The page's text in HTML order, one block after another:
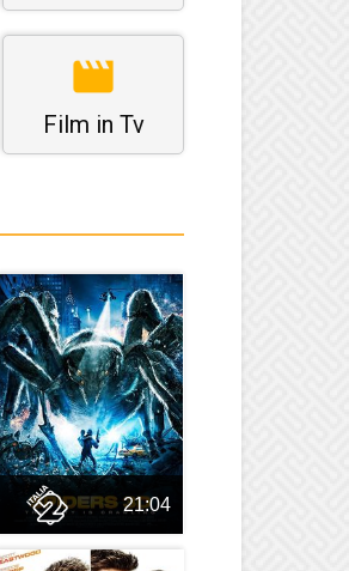
Film in Tv
21:04